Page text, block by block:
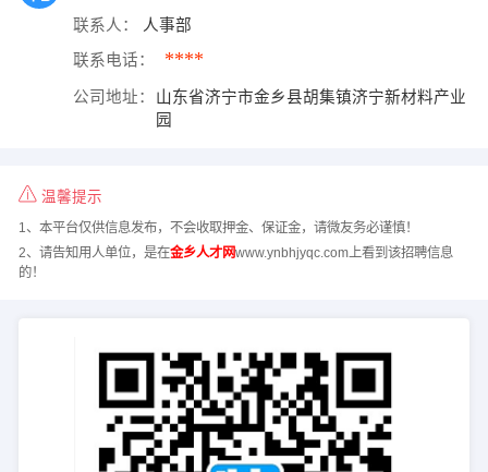
联系人： 人事部
联系电话： ****
公司地址：
山东省济宁市金乡县胡集镇济宁新材料产业
园
温馨提示
1、本平台仅供信息发布，不会收取押金、保证金，请微友务必谨慎！
2、请告知用人单位，是在金乡人才网www.ynbhjyqc.com上看到该招聘信息
的！